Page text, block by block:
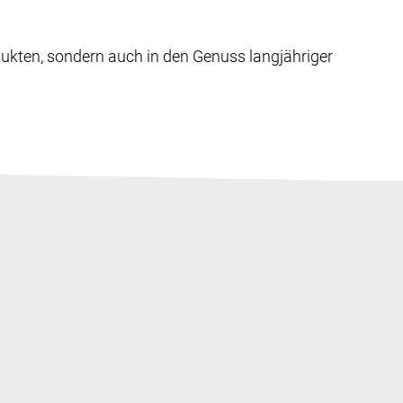
sondern auch in den Genuss langjähriger